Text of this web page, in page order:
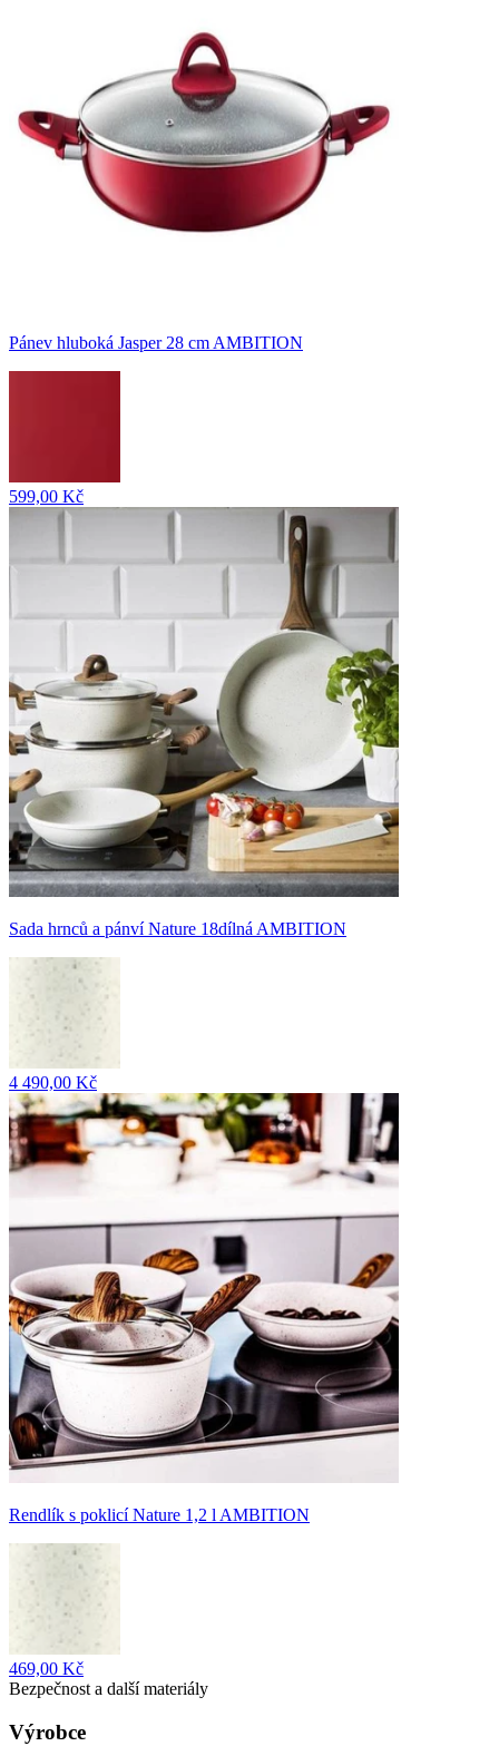
Pánev hluboká Jasper 28 cm AMBITION
599,00 Kč
Sada hrnců a pánví Nature 18dílná AMBITION
4 490,00 Kč
Rendlík s poklicí Nature 1,2 l AMBITION
469,00 Kč
Bezpečnost a další materiály
Výrobce